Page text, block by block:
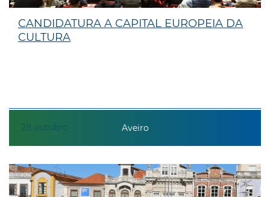
28 outubro
CANDIDATURA A CAPITAL EUROPEIA DA
CULTURA
Aveiro